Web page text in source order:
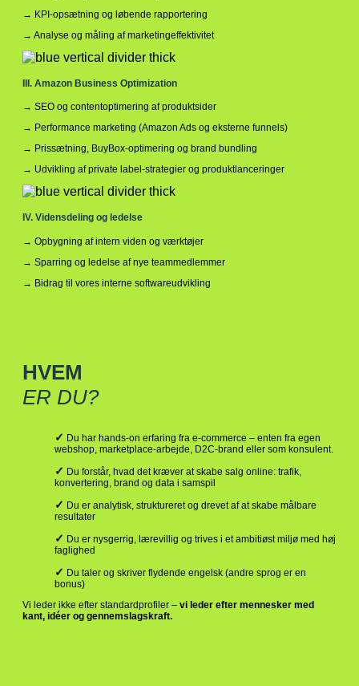
→ KPI-opsætning og løbende rapportering
→ Analyse og måling af marketingeffektivitet
III. Amazon Business Optimization
→ SEO og contentoptimering af produktsider
→ Performance marketing (Amazon Ads og eksterne funnels)
→ Prissætning, BuyBox-optimering og brand bundling
→ Udvikling af private label-strategier og produktlanceringer
IV. Vidensdeling og ledelse
→ Opbygning af intern viden og værktøjer
→ Sparring og ledelse af nye teammedlemmer
→ Bidrag til vores interne softwareudvikling
HVEM
ER DU?
✓ Du har hands-on erfaring fra e-commerce – enten fra egen
webshop, marketplace-arbejde, D2C-brand eller som konsulent.
✓ Du forstår, hvad det kræver at skabe salg online: trafik,
konvertering, brand og data i samspil
✓ Du er analytisk, struktureret og drevet af at skabe målbare
resultater
✓ Du er nysgerrig, lærevillig og trives i et ambitiøst miljø med høj
faglighed
✓ Du taler og skriver flydende engelsk (andre sprog er en
bonus)
Vi leder ikke efter standardprofiler – vi leder efter mennesker med
kant, idéer og gennemslagskraft.